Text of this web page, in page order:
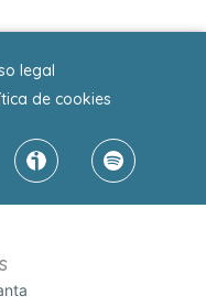
legal
de cookies